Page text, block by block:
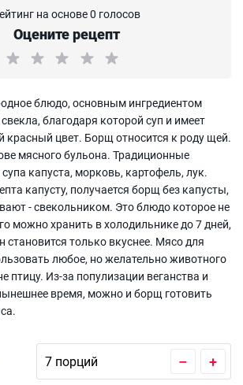
на основе 0 голосов
Оцените рецепт
блюдо, основным ингредиентом
благодаря которой суп и имеет
красный цвет. Борщ относится к роду щей.
мясного бульона. Традиционные
капуста, морковь, картофель, лук.
капусту, получается борщ без капусты,
- свекольником. Это блюдо которое не
можно хранить в холодильнике до 7 дней,
только вкуснее. Мясо для
любое, но желательно животного
птицу. Из-за популизации веганства и
время, можно и борщ готовить
– +